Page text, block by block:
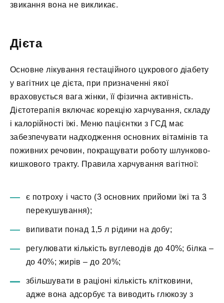
звикання вона не викликає.
Дієта
Основне лікування гестаційного цукрового діабету
у вагітних це дієта, при призначенні якої
враховується вага жінки, її фізична активність.
Дієтотерапія включає корекцію харчування, складу
і калорійності їжі. Меню пацієнтки з ГСД має
забезпечувати надходження основних вітамінів та
поживних речовин, покращувати роботу шлунково-
кишкового тракту. Правила харчування вагітної:
є потроху і часто (3 основних прийоми їжі та 3
перекушування);
випивати понад 1,5 л рідини на добу;
регулювати кількість вуглеводів до 40%; білка –
до 40%; жирів – до 20%;
збільшувати в раціоні кількість клітковини,
адже вона адсорбує та виводить глюкозу з